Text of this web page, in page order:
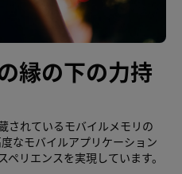
縁の下の力持
されているモバイルメモリの
なモバイルアプリケーション
リエンスを実現しています。